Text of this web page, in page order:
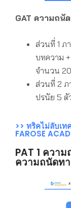
GAT ความถนั
ส่วนที่ 1 ภ
บทความ
จำนวน
ส่วนที่ 2
ปรนัย 5 ตั
>> ทริคไม่ลับเ
FAROSE
PAT 1 ควา
ความถนัดท